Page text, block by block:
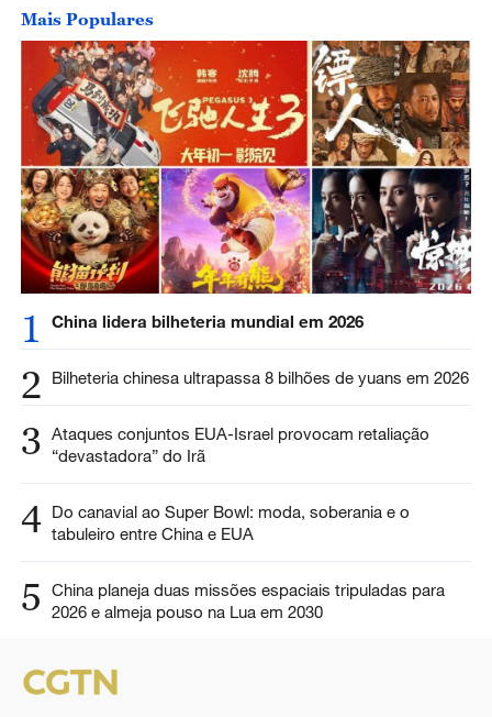
Mais Populares
1 China lidera bilheteria mundial em 2026
2 Bilheteria chinesa ultrapassa 8 bilhões de yuans em 2026
3 Ataques conjuntos EUA-Israel provocam retaliação
“devastadora” do Irã
4 Do canavial ao Super Bowl: moda, soberania e o
tabuleiro entre China e EUA
5
China planeja duas missões espaciais tripuladas para
2026 e almeja pouso na Lua em 2030